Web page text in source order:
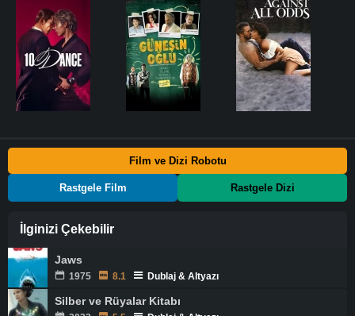
Film ve Dizi Robotu
Rastgele Film Rastgele Dizi
İlginizi Çekebilir
Jaws
1975 8.1 Dublaj & Altyazı
Silber ve Rüyalar Kitabı